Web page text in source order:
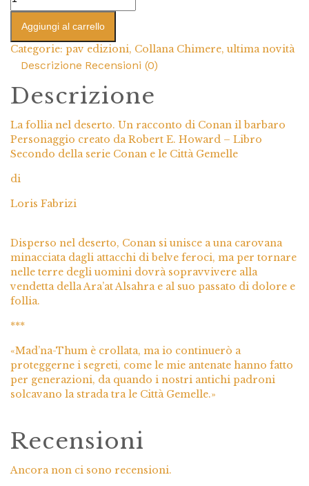
Aggiungi al carrello
Categorie: pav edizioni, Collana Chimere, ultima novità
Descrizione Recensioni (0)
Descrizione
La follia nel deserto. Un racconto di Conan il barbaro
Personaggio creato da Robert E. Howard – Libro
Secondo della serie Conan e le Città Gemelle
di
Loris Fabrizi
Disperso nel deserto, Conan si unisce a una carovana
minacciata dagli attacchi di belve feroci, ma per tornare
nelle terre degli uomini dovrà sopravvivere alla
vendetta della Ara’at Alsahra e al suo passato di dolore e
follia.
***
«Mad’na-Thum è crollata, ma io continuerò a
proteggerne i segreti, come le mie antenate hanno fatto
per generazioni, da quando i nostri antichi padroni
solcavano la strada tra le Città Gemelle.»
Recensioni
Ancora non ci sono recensioni.